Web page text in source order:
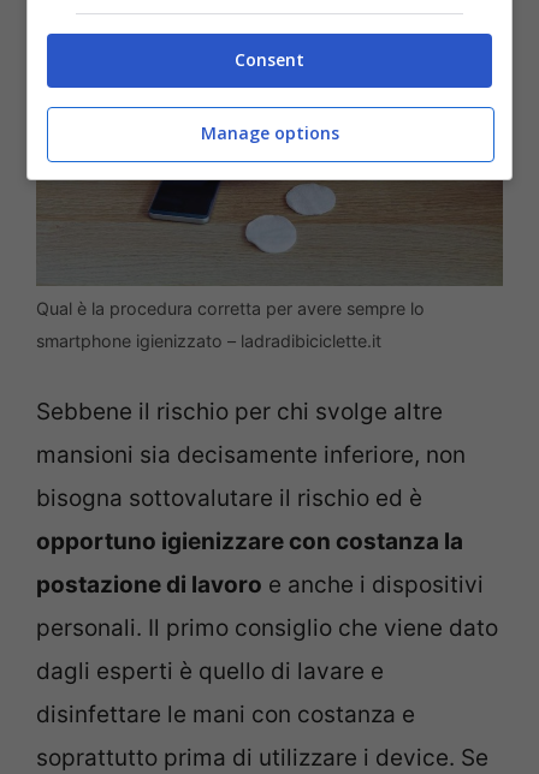
Qual è la procedura corretta per avere sempre lo
smartphone igienizzato – ladradibiciclette.it
Sebbene il rischio per chi svolge altre
mansioni sia decisamente inferiore, non
bisogna sottovalutare il rischio ed è
opportuno igienizzare con costanza la
postazione di lavoro e anche i dispositivi
personali. Il primo consiglio che viene dato
dagli esperti è quello di lavare e
disinfettare le mani con costanza e
soprattutto prima di utilizzare i device. Se
Consent
Manage options